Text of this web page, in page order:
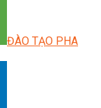
ĐÀO TẠO PHA